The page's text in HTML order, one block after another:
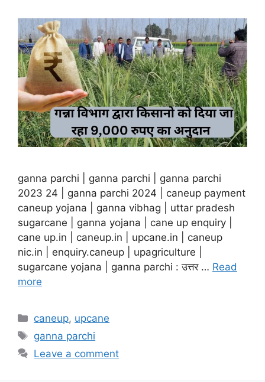
ganna parchi | ganna parchi | ganna parchi
2023 24 | ganna parchi 2024 | caneup payment
caneup yojana | ganna vibhag | uttar pradesh
sugarcane | ganna yojana | cane up enquiry |
cane up.in | caneup.in | upcane.in | caneup
nic.in | enquiry.caneup | upagriculture |
sugarcane yojana | ganna parchi : उत्तर … Read
more
Categories
caneup, upcane
Tags
ganna parchi
Leave a comment